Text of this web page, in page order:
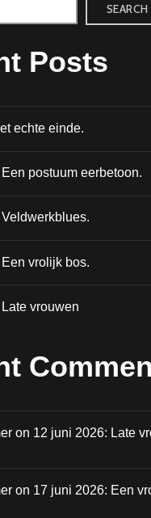
SEARCH
Posts
echte einde.
postuum eerbetoon.
vrolijk bos.
vrouwen
on 12 juni 2026: Late
on 17 juni 2026: Een